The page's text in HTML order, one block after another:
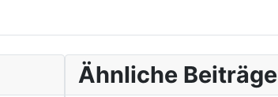
Ähnliche Beiträge